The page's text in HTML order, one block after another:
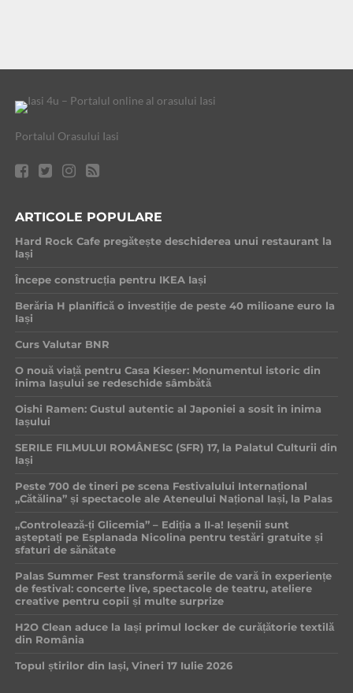
Portalul Orasului Iasi
ARTICOLE POPULARE
Hard Rock Cafe pregătește deschiderea unui restaurant la
Iași
Începe construcția pentru IKEA Iași
Berăria H planifică o investiție de peste 40 milioane euro la
Iași
Curs Valutar BNR
O nouă viață pentru Casa Kieser: Monumentul istoric din
inima Iașului se redeschide sâmbătă
Oishi Ramen: Gustul autentic al Japoniei a sosit în inima
Iașului
SERILE FILMULUI ROMÂNESC (SFR) 17, la Palatul Culturii din
Iași
Peste 700 de tineri pe scena Festivalului Internațional
„Cătălina” și spectacole ale Ateneului Național Iași, la Palas
„Controlează-ți Glicemia” – Ediția a II-a! Ieșenii sunt
așteptați pe Esplanada Nicolina pentru testări gratuite și
sfaturi de sănătate
Palas Summer Fest transformă serile de vară în experiențe
de festival: concerte live, spectacole de teatru, ateliere
creative pentru copii și multe surprize
H2O Clean aduce la Iași primul locker de curățătorie textilă
din România
Topul știrilor din Iași, Vineri 17 Iulie 2026